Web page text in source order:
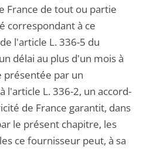
France de tout ou partie
correspondant à ce
l'article L. 336-5 du
délai au plus d'un mois à
présentée par un
l'article L. 336-2, un accord-
de France garantit, dans
le présent chapitre, les
ce fournisseur peut, à sa